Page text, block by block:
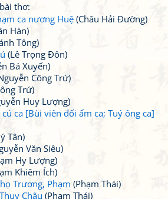
thơ:
ca nương Huệ (Châu Hải Đường)
Hàn)
Tông)
(Lê Trọng Đôn)
Bá Xuyến)
Công Trứ)
Trứ)
Huy Lượng)
ca [Bùi viên đối ẩm ca; Tuý ông ca]
Tân)
Văn Siêu)
Hy Lượng)
Khiêm Ích)
Trương, Phạm (Phạm Thái)
Châu (Phạm Thái)